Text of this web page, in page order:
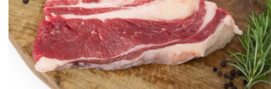
ANTEPRIMA RAPIDA